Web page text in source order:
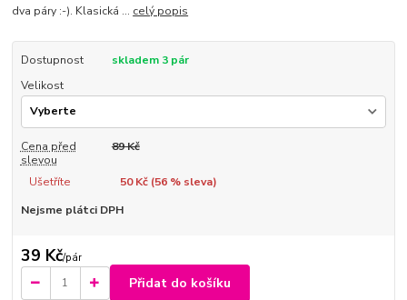
dva páry :-). Klasická ... celý popis
Dostupnost
skladem 3 pár
Velikost
Cena před
slevou
89 Kč
Ušetříte 50 Kč (56% sleva)
Nejsme plátci DPH
39 Kč/pár
Přidat do košíku